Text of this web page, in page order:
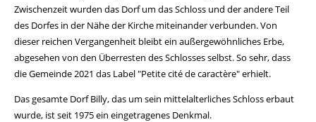
Zwischenzeit wurden das Dorf um das Schloss und der andere Teil
des Dorfes in der Nähe der Kirche miteinander verbunden. Von
dieser reichen Vergangenheit bleibt ein außergewöhnliches Erbe,
abgesehen von den Überresten des Schlosses selbst. So sehr, dass
die Gemeinde 2021 das Label "Petite cité de caractère" erhielt.
Das gesamte Dorf Billy, das um sein mittelalterliches Schloss erbaut
wurde, ist seit 1975 ein eingetragenes Denkmal.